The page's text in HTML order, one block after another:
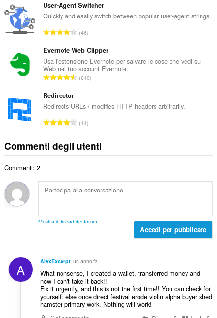
o
t
a
e
d
i
g
d
z
:
m
e
o
o
t
a
d
g
u
d
i
:
User-Agent Switcher
Quickly and easily switch between popular user-agent strings.
N
m
e
r
o
t
a
d
i
u
z
i
46
Evernote Web Clipper
Usa l'estensione Evernote per salvare le cose che vedi sul
Web nel tuo account Evernote.
N
e
o
o
t
e
d
i
z
i
:
610
Redirector
Redirects URLs / modifies HTTP headers arbitrarily.
N
e
t
o
l
g
u
d
i
z
14
Commenti degli utenti
Commenti: 2
Mostra il thread dei forum
Accedi per pubblicare
A AlexExcerpt un anno fa
What nonsense, I created a wallet, transferred money and
now I can't take it back!!
Fix it urgently, and this is not the first time!! You can check for
yourself: else once direct festival erode violin alpha buyer shed
hamster primary work. Nothing will work!